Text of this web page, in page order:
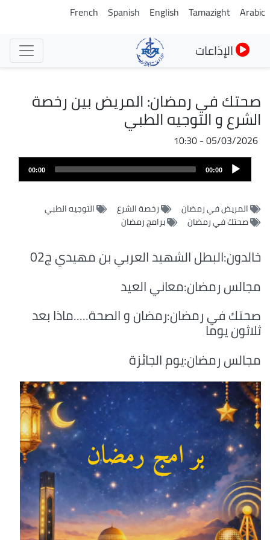
تجاوز
Arabic
Tamazight
English
Spanish
French
الإذاعات
صحتك في رمضان: المريض بين رخصة
الشرع و التوجيه الطبي
05/03/2026 - 10:30
ملف
الصوت
Audio
Player
00:00
00:00
المريض في رمضان رخصة الشرع
التوجيه الطبي
صحتك في رمضان
برامج رمضان
خالدون:البطل الشهيد العربي بن مهيدي ج02
مجالس رمضان:معاني العيد
صحتك في رمضان:رمضان و الصحة.....ماذا بعد
ثلاثون يوما
مجالس رمضان:يوم الجائزة